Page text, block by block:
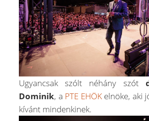
Ugyancsak szólt néhány szót
Dominik, a PTE EHÖK elnöke, aki
kívánt mindenkinek.